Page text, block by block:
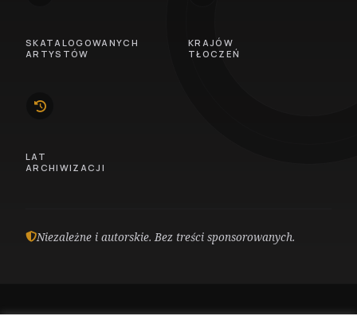
SKATALOGOWANYCH
ARTYSTÓW
KRAJÓW
TŁOCZEŃ
LAT
ARCHIWIZACJI
Niezależne i autorskie. Bez treści sponsorowanych.